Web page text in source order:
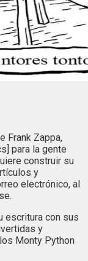
Frank Zappa,
para la gente
construir su
y
electrónico, al
escritura con sus
y
Monty Python